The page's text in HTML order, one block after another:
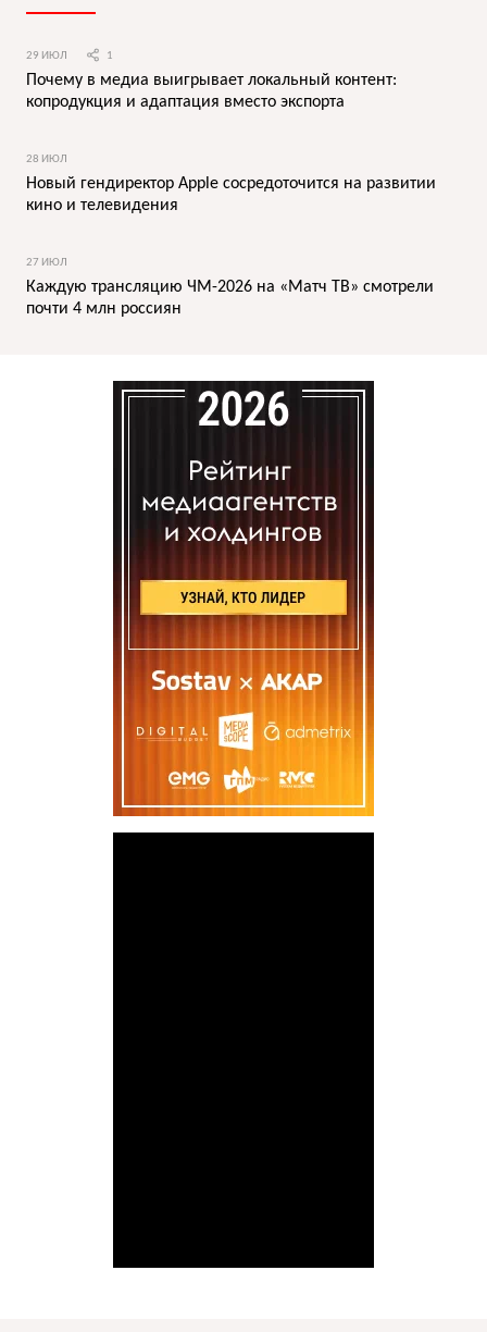
29 ИЮЛ 1
Почему в медиа выигрывает локальный контент:
копродукция и адаптация вместо экспорта
28 ИЮЛ
Новый гендиректор Apple сосредоточится на развитии
кино и телевидения
27 ИЮЛ
Каждую трансляцию ЧМ-2026 на «Матч ТВ» смотрели
почти 4 млн россиян